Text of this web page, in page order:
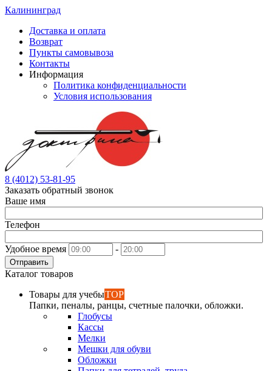
Калининград
Доставка и оплата
Возврат
Пункты самовывоза
Контакты
Информация
Политика конфиденциальности
Условия использования
8 (4012) 53-81-95
Заказать обратный звонок
Ваше имя
Телефон
Удобное время -
Отправить
Каталог товаров
Товары для учебыTOP
Папки, пеналы, ранцы, счетные палочки, обложки.
Глобусы
Кассы
Мелки
Мешки для обуви
Обложки